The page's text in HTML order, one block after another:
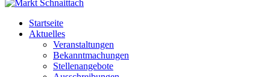
Startseite
Aktuelles
Veranstaltungen
Bekanntmachungen
Stellenangebote